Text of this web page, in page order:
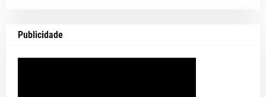
Publicidade